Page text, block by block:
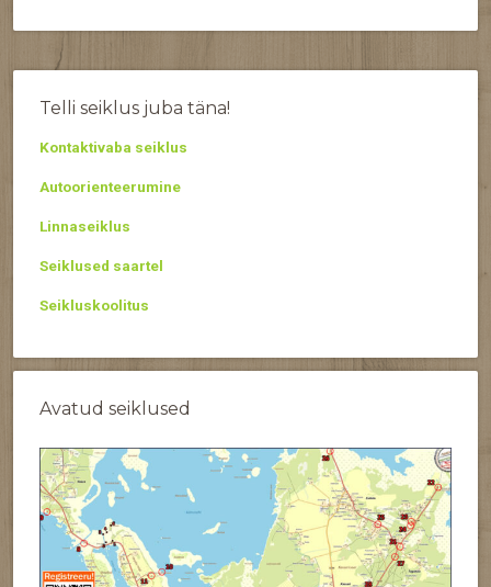
Telli seiklus juba täna!
Kontaktivaba seiklus
Autoorienteerumine
Linnaseiklus
Seiklused saartel
Seikluskoolitus
Avatud seiklused